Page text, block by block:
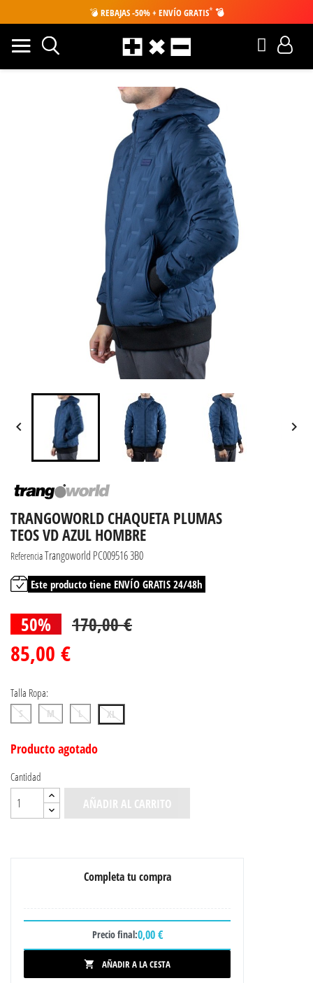
💣 REBAJAS -50% + ENVÍO GRATIS* 💣
 
TRANGOWORLD CHAQUETA PLUMAS
TEOS VD AZUL HOMBRE
ReferenciaTrangoworld PC009516 3B0
Este producto tiene ENVÍO GRATIS 24/48h
50% 170,00 €
85,00 €
Talla Ropa:
S M L XL
Producto agotado
Cantidad
AÑADIR AL CARRITO
Completa tu compra
Precio final:0,00 €
 AÑADIR A LA CESTA